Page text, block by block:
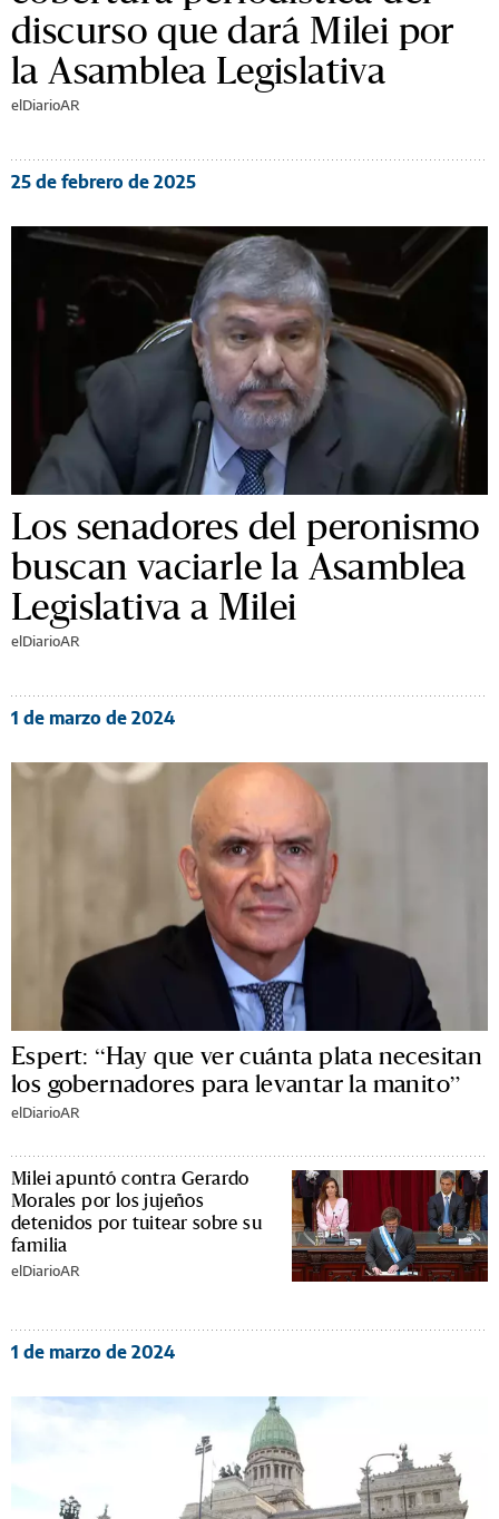
discurso que dará Milei por
la Asamblea Legislativa
elDiarioAR
25 de febrero de 2025
Los senadores del peronismo
buscan vaciarle la Asamblea
Legislativa a Milei
elDiarioAR
1 de marzo de 2024
Espert: “Hay que ver cuánta plata necesitan
los gobernadores para levantar la manito”
elDiarioAR
Milei apuntó contra Gerardo
Morales por los jujeños
detenidos por tuitear sobre su
familia
elDiarioAR
1 de marzo de 2024